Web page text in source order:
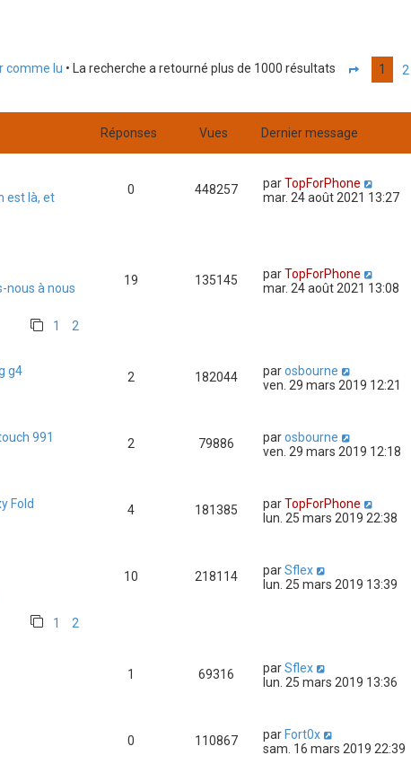
comme lu • La recherche a retourné plus de 1000 résultats
e
u
2
1 2
Réponses Vues Dernier message
est là, et
0 448257 parTopForPhone
mar. 24 août 2021 13:27
nous à nous
1 2
19 135145 parTopForPhone
mar. 24 août 2021 13:08
g4
2 182044 parosbourne
ven. 29 mars 2019 12:21
991
2 79886 parosbourne
ven. 29 mars 2019 12:18
Fold
4 181385 parTopForPhone
lun. 25 mars 2019 22:38
1 2
10 218114 parSflex
lun. 25 mars 2019 13:39
1 69316 parSflex
lun. 25 mars 2019 13:36
0 110867 parFort0x
sam. 16 mars 2019 22:39